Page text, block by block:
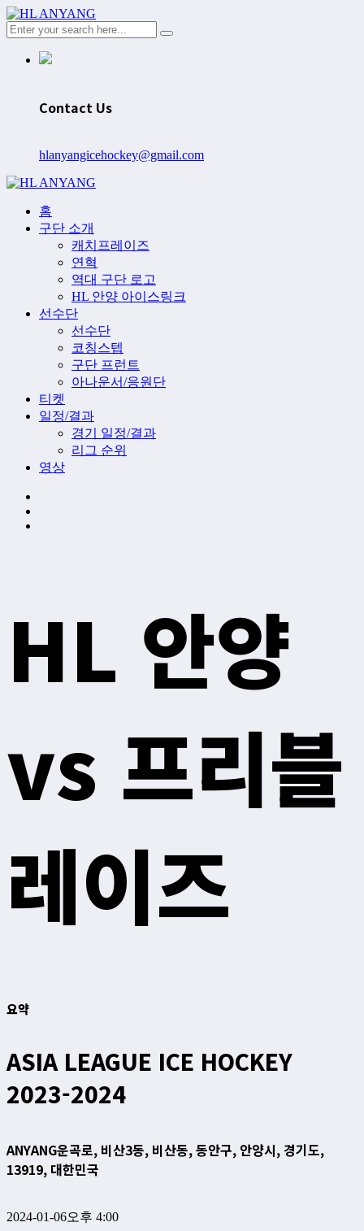
Contact Us
hlanyangicehockey@gmail.com
홈
구단 소개
캐치프레이즈
연혁
역대 구단 로고
HL 안양 아이스링크
선수단
선수단
코칭스텝
구단 프런트
아나운서/응원단
티켓
일정/결과
경기 일정/결과
리그 순위
영상
HL 안양
vs 프리블
레이즈
요약
ASIA LEAGUE ICE HOCKEY
2023-2024
ANYANG운곡로, 비산3동, 비산동, 동안구, 안양시, 경기도,
13919, 대한민국
2024-01-06오후 4:00